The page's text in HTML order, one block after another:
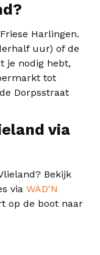
Harlingen.
uur) of de
je nodig hebt,
tot
Dorpsstraat
via
Bekijk
via WAD'N
op de boot naar